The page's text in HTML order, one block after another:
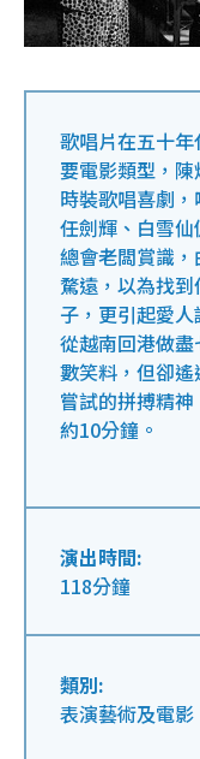
歌唱片在五十
要電影類型，
時裝歌唱喜劇
任劍輝、白雪
總會老闆賞識
騖遠，以為找
子，更引起愛
從越南回港做
數笑料，但卻
嘗試的拼搏精
約10分鐘。
演出時間:
118分鐘
類別:
表演藝術及電影